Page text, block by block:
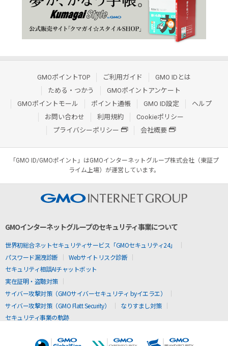
GMOポイントTOP ご利用ガイド
GMO IDとは
ためる・つかう
GMOポイントアンケート
GMOポイントモール
ポイント通帳 GMO ID設定
ヘルプ
お問い合わせ
利用規約
Cookieポリシー
プライバシーポリシー
会社概要
「GMO ID/GMOポイント」はGMOインターネットグループ株式会社（東証プ
ライム上場）が運営しています。
GMOインターネットグループのセキュリティ事業について
世界初総合ネットセキュリティサービス「GMOセキュリティ24」
パスワード漏洩診断
Webサイトリスク診断
セキュリティ相談AIチャットボット
実在証明・盗聴対策
サイバー攻撃対策（GMOサイバーセキュリティ byイエラエ）
サイバー攻撃対策（GMO Flatt Security）
なりすまし対策
セキュリティ事業の軌跡